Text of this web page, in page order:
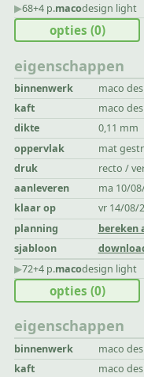
▶︎68+4 p.macodesign light
eigenschappen
binnenwerk maco
kaft
maco
dikte
0,11 mm
oppervlak
mat
druk
recto /
aanleveren
ma 10/
klaar op
vr 14/08/
planning
bereken
sjabloon
opties (0)
▶︎72+4 p.macodesign light
eigenschappen
binnenwerk maco
kaft
maco
opties (0)